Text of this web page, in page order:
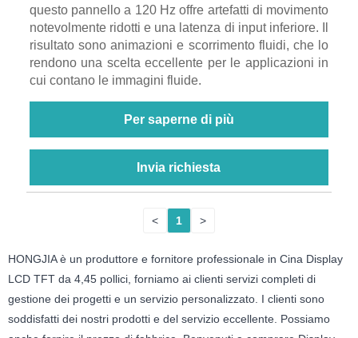
questo pannello a 120 Hz offre artefatti di movimento
notevolmente ridotti e una latenza di input inferiore. Il
risultato sono animazioni e scorrimento fluidi, che lo
rendono una scelta eccellente per le applicazioni in
cui contano le immagini fluide.
Per saperne di più
Invia richiesta
< 1 >
HONGJIA è un produttore e fornitore professionale in Cina Display
LCD TFT da 4,45 pollici, forniamo ai clienti servizi completi di
gestione dei progetti e un servizio personalizzato. I clienti sono
soddisfatti dei nostri prodotti e del servizio eccellente. Possiamo